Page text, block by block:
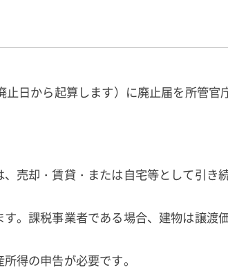
日から起算します）に廃止届を所管官
売却・賃貸・または自宅等として引き
。課税事業者である場合、建物は譲渡
得の申告が必要です。